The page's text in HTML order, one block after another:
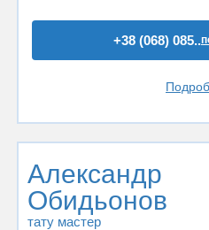
+38 (068) 085..
Александр
Обидьонов
тату мастер